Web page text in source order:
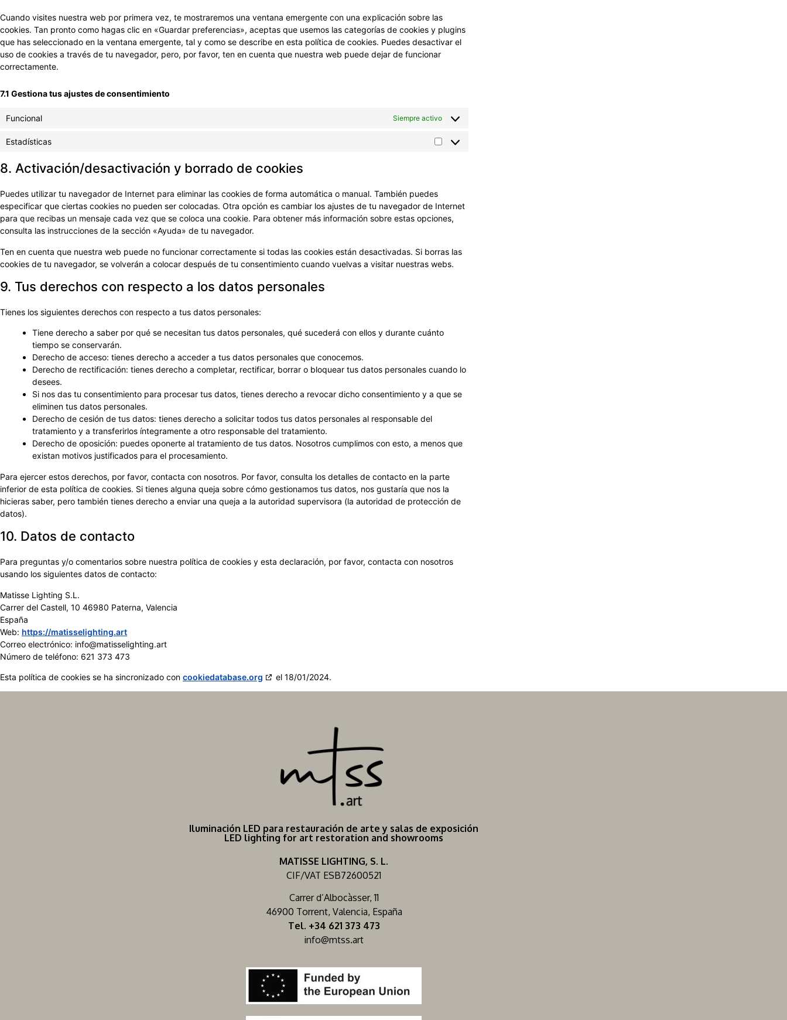
Cuando visites nuestra web por primera vez, te mostraremos una ventana emergente con una explicación sobre las
cookies. Tan pronto como hagas clic en «Guardar preferencias», aceptas que usemos las categorías de cookies y plugins
que has seleccionado en la ventana emergente, tal y como se describe en esta política de cookies. Puedes desactivar el
uso de cookies a través de tu navegador, pero, por favor, ten en cuenta que nuestra web puede dejar de funcionar
correctamente.
7.1 Gestiona tus ajustes de consentimiento
Funcional Siempre activo
Estadísticas
8. Activación/desactivación y borrado de cookies
Puedes utilizar tu navegador de Internet para eliminar las cookies de forma automática o manual. También puedes
especificar que ciertas cookies no pueden ser colocadas. Otra opción es cambiar los ajustes de tu navegador de Internet
para que recibas un mensaje cada vez que se coloca una cookie. Para obtener más información sobre estas opciones,
consulta las instrucciones de la sección «Ayuda» de tu navegador.
Ten en cuenta que nuestra web puede no funcionar correctamente si todas las cookies están desactivadas. Si borras las
cookies de tu navegador, se volverán a colocar después de tu consentimiento cuando vuelvas a visitar nuestras webs.
9. Tus derechos con respecto a los datos personales
Tienes los siguientes derechos con respecto a tus datos personales:
Tiene derecho a saber por qué se necesitan tus datos personales, qué sucederá con ellos y durante cuánto
tiempo se conservarán.
Derecho de acceso: tienes derecho a acceder a tus datos personales que conocemos.
Derecho de rectificación: tienes derecho a completar, rectificar, borrar o bloquear tus datos personales cuando lo
desees.
Si nos das tu consentimiento para procesar tus datos, tienes derecho a revocar dicho consentimiento y a que se
eliminen tus datos personales.
Derecho de cesión de tus datos: tienes derecho a solicitar todos tus datos personales al responsable del
tratamiento y a transferirlos íntegramente a otro responsable del tratamiento.
Derecho de oposición: puedes oponerte al tratamiento de tus datos. Nosotros cumplimos con esto, a menos que
existan motivos justificados para el procesamiento.
Para ejercer estos derechos, por favor, contacta con nosotros. Por favor, consulta los detalles de contacto en la parte
inferior de esta política de cookies. Si tienes alguna queja sobre cómo gestionamos tus datos, nos gustaría que nos la
hicieras saber, pero también tienes derecho a enviar una queja a la autoridad supervisora (la autoridad de protección de
datos).
10. Datos de contacto
Para preguntas y/o comentarios sobre nuestra política de cookies y esta declaración, por favor, contacta con nosotros
usando los siguientes datos de contacto:
Matisse Lighting S.L.
Carrer del Castell, 10 46980 Paterna, Valencia
España
Web: https://matisselighting.art
Correo electrónico: info@matisselighting.art
Número de teléfono: 621 373 473
Esta política de cookies se ha sincronizado con cookiedatabase.org el 18/01/2024.
Iluminación LED para restauración de arte y salas de exposición
LED lighting for art restoration and showrooms
MATISSE LIGHTING, S. L.
CIF/VAT ESB72600521
Carrer d’Albocàsser, 11
46900 Torrent, Valencia, España
Tel. +34 621 373 473
info@mtss.art